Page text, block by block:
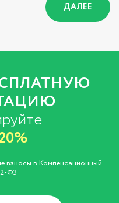
ДАЛЕЕ
взносы в Компенсационный
ФЗ